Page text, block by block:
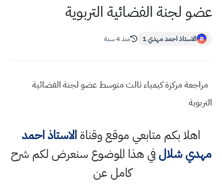
عضو لجنة الفضائية التربوية
الاستاذ احمد مهدي 1 منذ 4 سنة
مراجعة مركزة كيمياء ثالث متوسط عضو لجنة الفضائية
التربوية
اهلا بكم متابعي موقع وقناةالاستاذ احمد
مهدي شلالفي هذا الموضوع سنعرض لكم شرح
كامل عن